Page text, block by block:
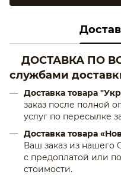
ДОСТАВКА ПО
службами
Доставка товара
заказ после полной
услуг по пересылке
Доставка товара
Ваш заказ из
с предоплатой или
стоимости.